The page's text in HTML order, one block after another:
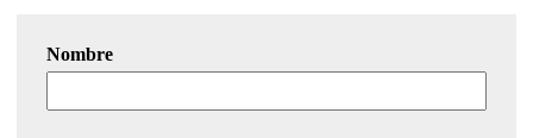
Nombre